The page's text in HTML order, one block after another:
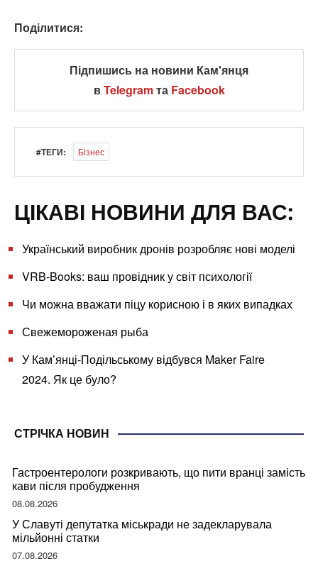
Поділитися:
Підпишись на новини Кам'янця
вTelegramта Facebook
#ТЕГИ: Бізнес
ЦІКАВІ НОВИНИ ДЛЯ ВАС:
Український виробник дронів розробляє нові моделі
VRB-Books: ваш провідник у світ психології
Чи можна вважати піцу корисною і в яких випадках
Свежемороженая рыба
У Кам’янці-Подільському відбувся Maker Faire
2024. Як це було?
СТРІЧКА НОВИН
Гастроентерологи розкривають, що пити вранці замість
кави після пробудження
08.08.2026
У Славуті депутатка міськради не задекларувала
мільйонні статки
07.08.2026